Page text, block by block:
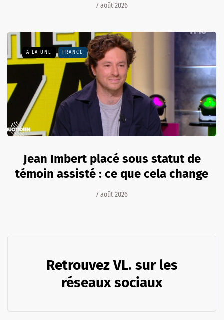
7 août 2026
A LA UNE FRANCE
Jean Imbert placé sous statut de
témoin assisté : ce que cela change
7 août 2026
Retrouvez VL. sur les
réseaux sociaux